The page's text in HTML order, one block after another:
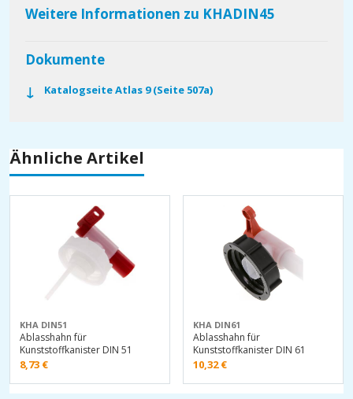
Weitere Informationen zu KHADIN45
Dokumente
Katalogseite Atlas 9 (Seite 507a)
Ähnliche Artikel
KHA DIN51
Ablasshahn für
Kunststoffkanister DIN 51
8,73 €
KHA DIN61
Ablasshahn für
Kunststoffkanister DIN 61
10,32€